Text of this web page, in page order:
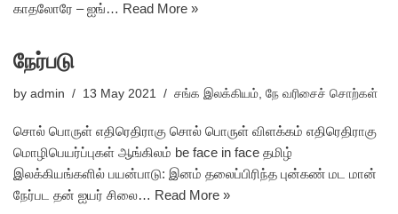
காதலோரே – ஐங்… Read More »
நேர்படு
by admin 13 May 2021 சங்க இலக்கியம், நே வரிசைச் சொற்கள்
சொல் பொருள் எதிரெதிராகு சொல் பொருள் விளக்கம் எதிரெதிராகு
மொழிபெயர்ப்புகள் ஆங்கிலம் be face in face தமிழ்
இலக்கியங்களில் பயன்பாடு: இனம் தலைப்பிரிந்த புன்கண் மட மான்
நேர்பட தன் ஐயர் சிலை… Read More »